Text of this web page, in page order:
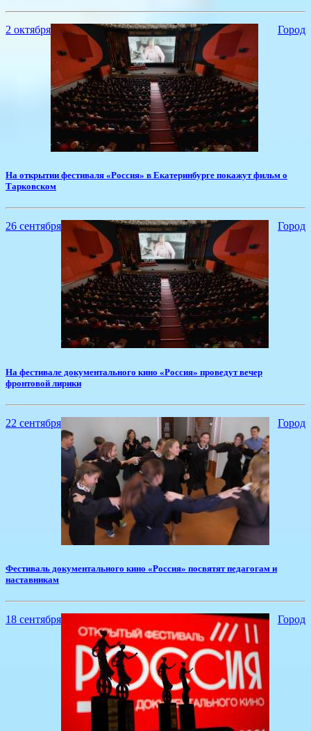
2 октября Город
На открытии фестиваля «Россия» в Екатеринбурге покажут фильм о
Тарковском
26 сентября Город
​На фестивале документального кино «Россия» проведут вечер
фронтовой лирики
22 сентября Город
Фестиваль документального кино «Россия» посвятят педагогам и
наставникам
18 сентября Город